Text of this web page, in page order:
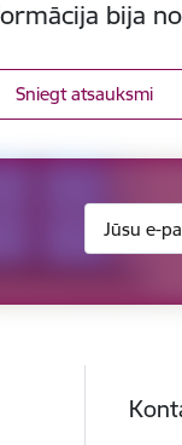
bija
Sniegt atsauksmi